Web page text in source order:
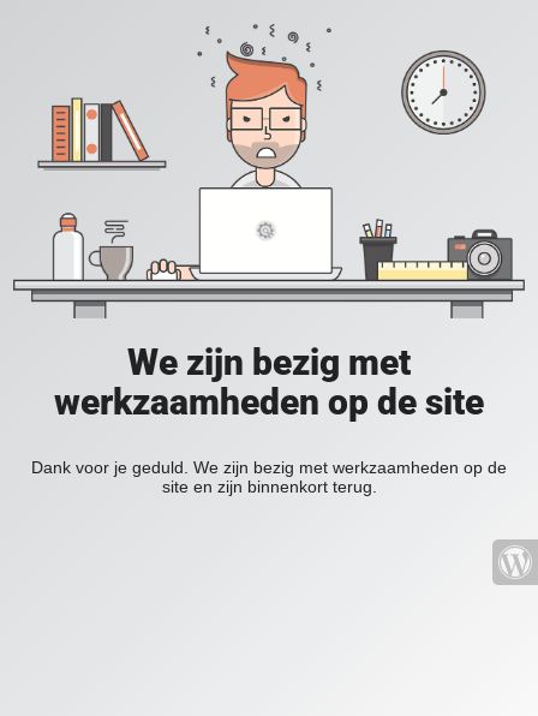
We zijn bezig met
werkzaamheden op de site
Dank voor je geduld. We zijn bezig met werkzaamheden op de
site en zijn binnenkort terug.